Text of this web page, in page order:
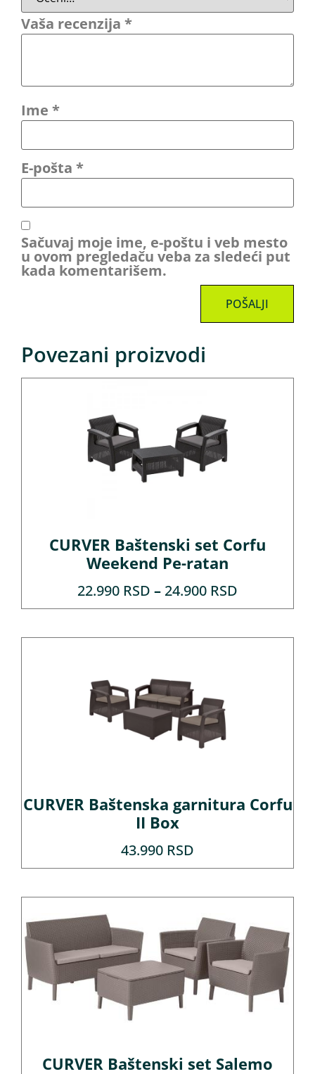
Vaša recenzija *
Ime *
E-pošta *
Sačuvaj moje ime, e-poštu i veb mesto
u ovom pregledaču veba za sledeći put
kada komentarišem.
Povezani proizvodi
CURVER Baštenski set Corfu
Weekend Pe-ratan
22.990 RSD – 24.900 RSD
CURVER Baštenska garnitura Corfu
II Box
43.990 RSD
CURVER Baštenski set Salemo